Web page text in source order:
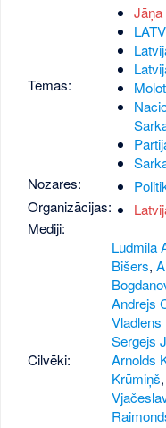
Tēmas:
Jāņa
Nozares:
Organizācijas:
Mediji:
Cilvēki:
Ludmila
Bišers,
Andrejs
Sergejs
Arnolds
Krūmiņš,